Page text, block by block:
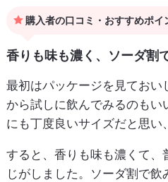
購入者の口コミ・おすすめポイ
香りも味も濃く、ソーダ割
最初はパッケージを見てお
から試しに飲んでみるのも
にも丁度良いサイズだと思い
すると、香りも味も濃くて
じがしました。ソーダ割で